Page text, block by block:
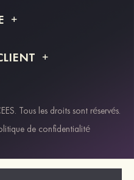
Tous les droits sont réservés.
de confidentialité